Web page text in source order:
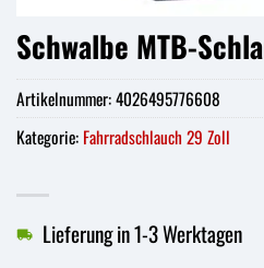
Schwalbe MTB-
Lieferung in 1-3 Werktagen
Artikelnummer:4026495776608
Kategorie: Fahrradschlauch 29 Zoll